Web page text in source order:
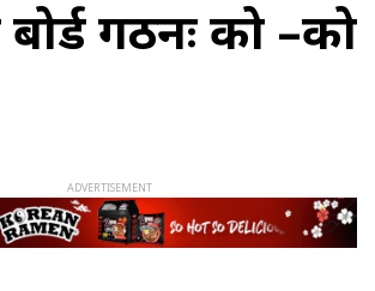
गठनः को –को